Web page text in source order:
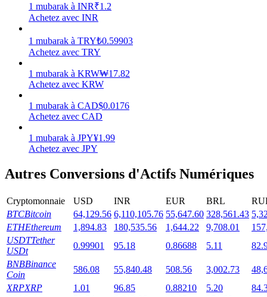
Des rendements élevés et un accès instantané
Launchpool
1 mubarak à INR₹1.2
Achetez avec INR
1 mubarak à TRY₺0.59903
Achetez avec TRY
1 mubarak à KRW₩17.82
Achetez avec KRW
1 mubarak à CAD$0.0176
Achetez avec CAD
1 mubarak à JPY¥1.99
Achetez avec JPY
Autres Conversions d'Actifs Numériques
Cryptomonnaie USD INR EUR BRL
BTCBitcoin 64,129.56 6,110,105.76 55,647.60 328,561.43
ETHEthereum 1,894.83 180,535.56 1,644.22 9,708.01
USDTTether
USDt
0.99901 95.18 0.86688 5.11
BNBBinance
Coin
586.08 55,840.48 508.56 3,002.73
XRPXRP 1.01 96.85 0.88210 5.20